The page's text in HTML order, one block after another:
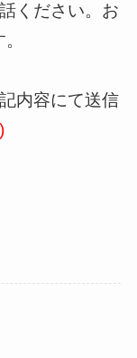
ください。お
内容にて送信